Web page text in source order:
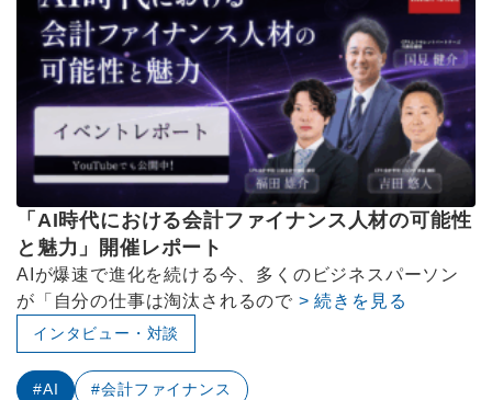
「AI時代における会計ファイナンス人材の可能性
と魅力」開催レポート
AIが爆速で進化を続ける今、多くのビジネスパーソン
が「自分の仕事は淘汰されるので > 続きを見る
インタビュー・対談
#AI #会計ファイナンス